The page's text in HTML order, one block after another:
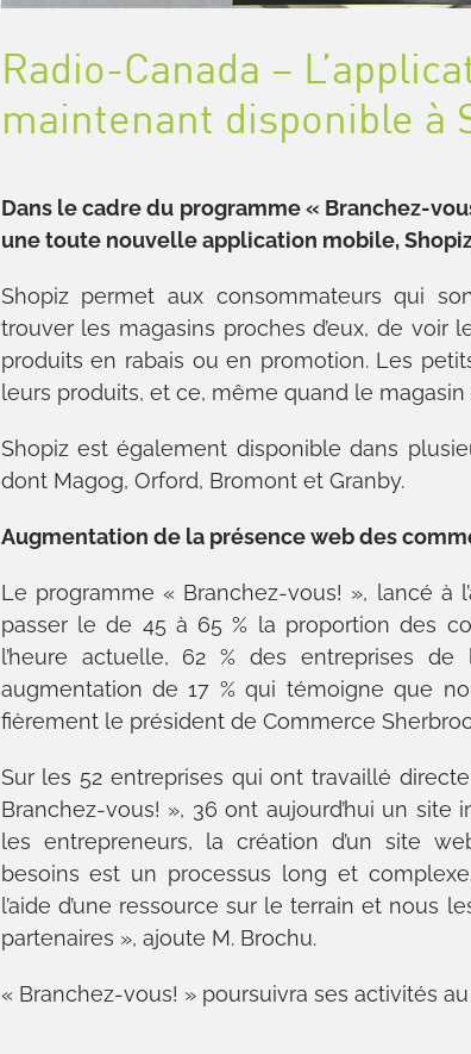
Radio-Canada –
maintenant disponible à
Dans le cadre du programme « Branchez-
une toute nouvelle application mobile,
Shopiz permet aux consommateurs qui
trouver les magasins proches d’eux, de voir
produits en rabais ou en promotion. Les
leurs produits, et ce, même quand le magasin
Shopiz est également disponible dans
dont Magog, Orford, Bromont et Granby.
Augmentation de la présence web des
Le programme « Branchez-vous! », lancé à
passer le de 45 à 65 % la proportion des
l’heure actuelle, 62 % des entreprises
augmentation de 17 % qui témoigne que
fièrement le président de Commerce
Sur les 52 entreprises qui ont travaillé
Branchez-vous! », 36 ont aujourd’hui un
les entrepreneurs, la création d’un site
besoins est un processus long et
l’aide d’une ressource sur le terrain et nous
partenaires », ajoute M. Brochu.
« Branchez-vous! » poursuivra ses activités